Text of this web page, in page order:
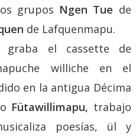
grupos Ngen Tue de
de Lafquenmapu.
graba el cassette de
williche en el
en la antigua Décima
Fütawillimapu, trabajo
poesías, ül y